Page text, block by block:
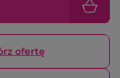
ofertę